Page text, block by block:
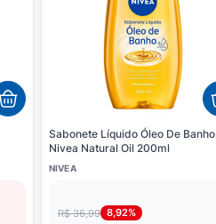
Sabonete Líquido Óleo De Banho
Nivea Natural Oil 200ml
NIVEA
R$ 36,99 8,92%